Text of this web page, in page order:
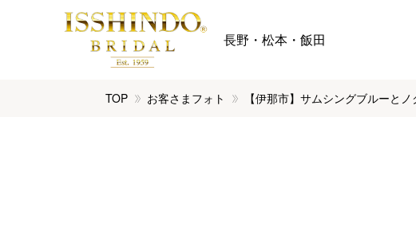
長野・松本・飯田
TOP お客さまフォト 【伊那市】サムシングブルーと